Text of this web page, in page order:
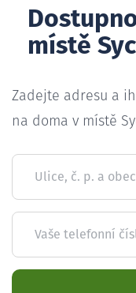
místě
Zadejte adresu a
na doma v místě
Ulice, č. p. a obec
Vaše telefonní